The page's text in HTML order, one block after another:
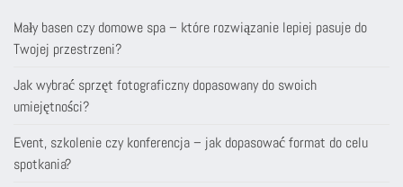
Mały basen czy domowe spa – które rozwiązanie lepiej pasuje do
Twojej przestrzeni?
Jak wybrać sprzęt fotograficzny dopasowany do swoich
umiejętności?
Event, szkolenie czy konferencja – jak dopasować format do celu
spotkania?